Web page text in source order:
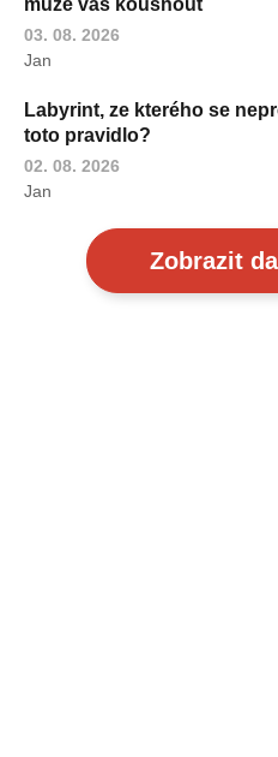
03. 08. 2026
Jan
Labyrint, ze kterého se
toto pravidlo?
02. 08. 2026
Jan
Zobrazit